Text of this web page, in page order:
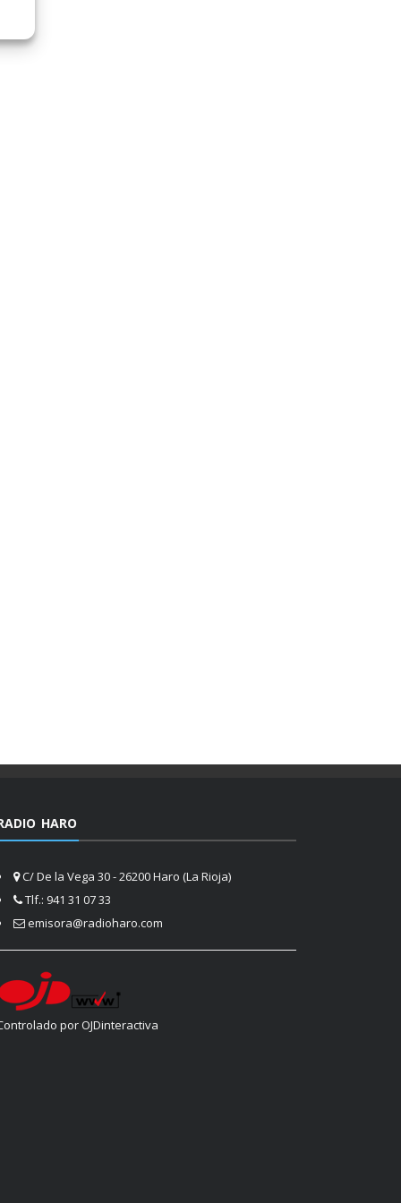
HARO
C/ De la Vega 30 - 26200 Haro (La Rioja)
Tlf.: 941 31 07 33
emisora@radioharo.com
por OJDinteractiva